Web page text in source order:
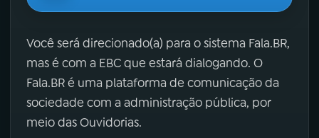
Você será direcionado(a) para o sistema Fala.BR,
mas é com a EBC que estará dialogando. O
Fala.BR é uma plataforma de comunicação da
sociedade com a administração pública, por
meio das Ouvidorias.